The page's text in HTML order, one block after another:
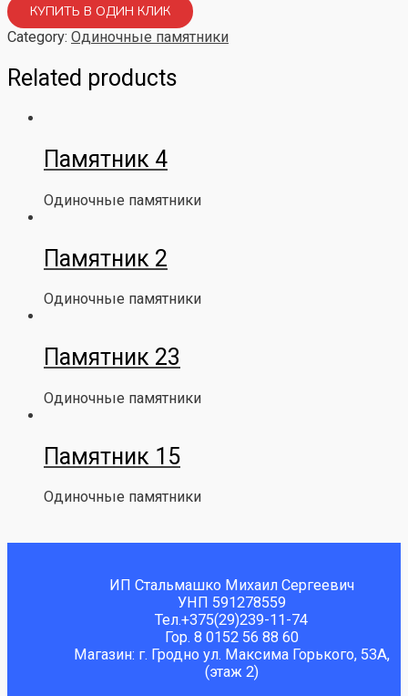
КУПИТЬ В ОДИН КЛИК
Category: Одиночные памятники
Related products
Памятник 4
Одиночные памятники
Памятник 2
Одиночные памятники
Памятник 23
Одиночные памятники
Памятник 15
Одиночные памятники
ИП Стальмашко Михаил Сергеевич
УНП 591278559
Тел.+375(29)239-11-74
Гор. 8 0152 56 88 60
Магазин: г. Гродно ул. Максима Горького, 53А,
(этаж 2)